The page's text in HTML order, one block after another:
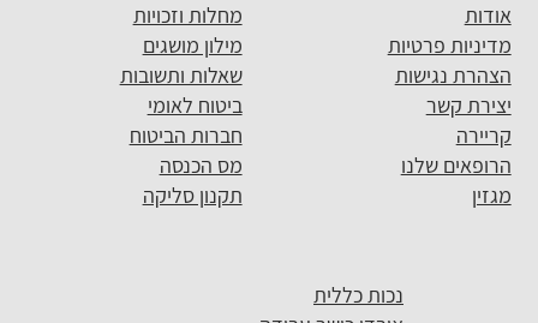
אודות
מדיניות פרטיות
הצהרת נגישות
יצירת קשר
קריירה
הרופאים שלנו
מגזין
מחלות וזכויות
מילון מושגים
שאלות ותשובות
ביטוח לאומי
חברות הביטוח
מס הכנסה
תקנון סליקה
נכות כללית